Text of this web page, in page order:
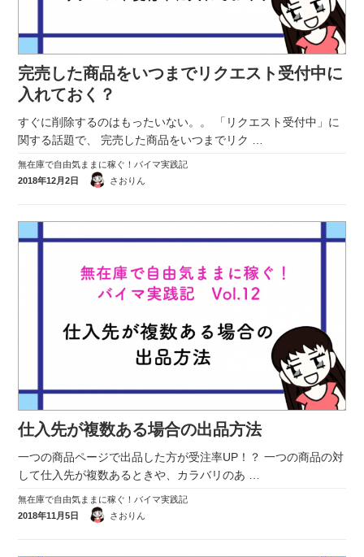
完売した商品をいつまでリクエスト受付中に
入れておく？
すぐに削除するのはもったいない。。 「リクエスト受付中」に
関する話題で、 完売した商品をいつまでリク
無在庫で自由気ままに稼ぐ！バイマ実践記
2018年12月2日
さおりん
仕入先が複数ある場合の出品方法
一つの商品ページで出品した方が受注率UP！？ 一つの商品の対
して仕入先が複数あるときや、カラバリのあ …
無在庫で自由気ままに稼ぐ！バイマ実践記
2018年11月5日
さおりん